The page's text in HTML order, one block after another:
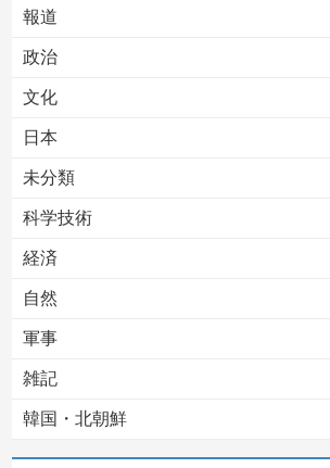
報道
政治
文化
日本
未分類
科学技術
経済
自然
軍事
雑記
韓国・北朝鮮